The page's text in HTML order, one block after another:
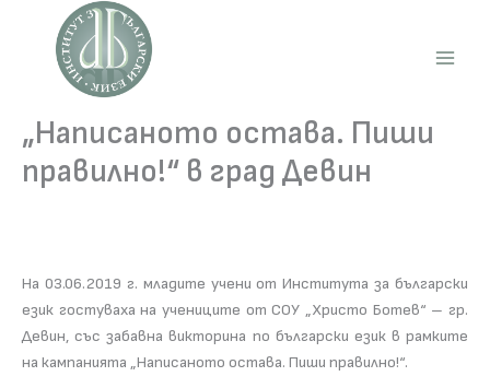
content
„Написаното остава. Пиши
правилно!“ в град Девин
На 03.06.2019 г. младите учени от Института за български
език гостуваха на учениците от СОУ „Христо Ботев“ – гр.
Девин, със забавна викторина по български език в рамките
на кампанията „Написаното остава. Пиши правилно!“.